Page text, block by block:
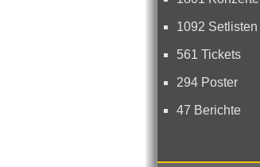
1092 Setlisten
561 Tickets
294 Poster
47 Berichte